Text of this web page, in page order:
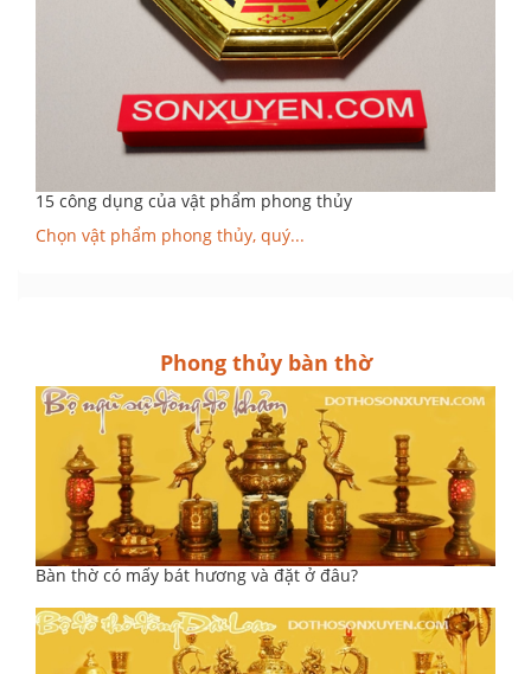
15 công dụng của vật phẩm phong thủy
Chọn vật phẩm phong thủy, quý...
Phong thủy bàn thờ
Bàn thờ có mấy bát hương và đặt ở đâu?